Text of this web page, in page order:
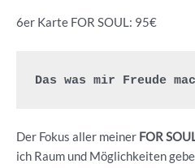
6er Karte FOR SOUL: 95€
Das was mir Freude
Der Fokus aller meiner FOR
ich Raum und Möglichkeiten